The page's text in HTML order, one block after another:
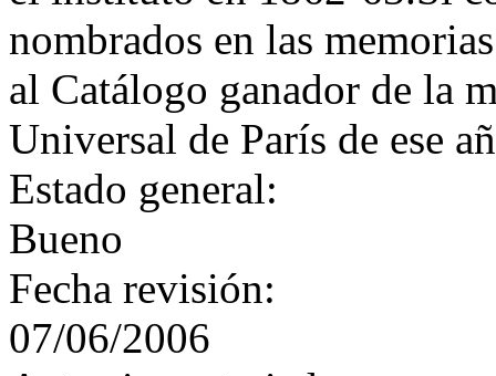
nombrados en las
al Catálogo ganador de la
Universal de París de ese
Estado general:
Bueno
Fecha revisión:
07/06/2006